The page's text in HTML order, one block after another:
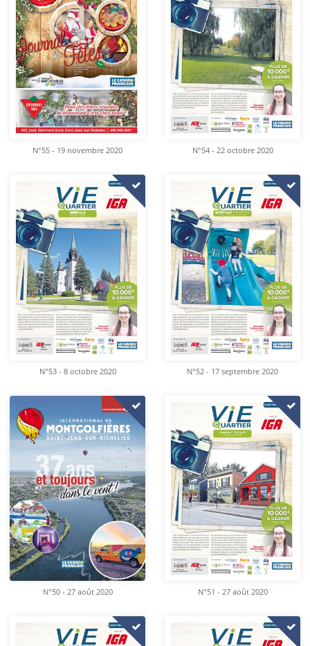
N°55 - 19 novembre 2020 N°54 - 22 octobre 2020
N°53 - 8 octobre 2020 N°52 - 17 septembre 2020
N°50 - 27 août 2020 N°51 - 27 août 2020